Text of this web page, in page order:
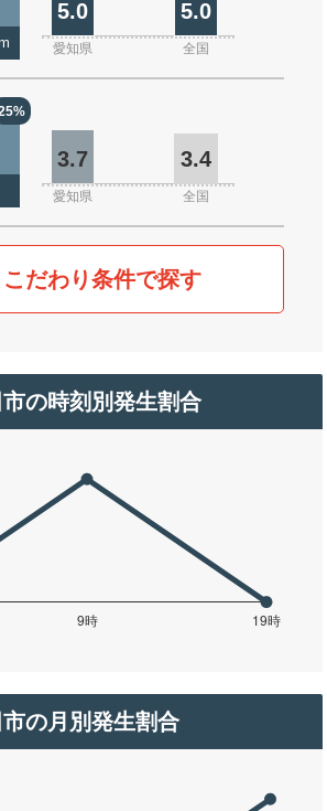
5.0 5.0
愛知県 全国
3.7 3.4
愛知県 全国
こだわり条件で探す
の時刻別発生割合
の月別発生割合